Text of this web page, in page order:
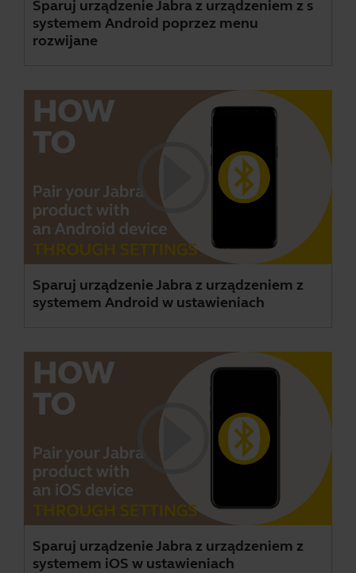
Sparuj urządzenie Jabra z urządzeniem z s
systemem Android poprzez menu
rozwijane
Sparuj urządzenie Jabra z urządzeniem z
systemem Android w ustawieniach
Sparuj urządzenie Jabra z urządzeniem z
systemem iOS w ustawieniach